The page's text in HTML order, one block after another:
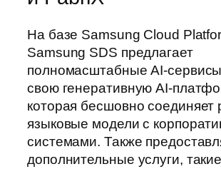
На базе Samsung Cloud
Samsung SDS предлагает
полномасштабные AI-
свою генеративную AI-
которая бесшовно соединяет
языковые модели с
системами. Также
дополнительные услуги,